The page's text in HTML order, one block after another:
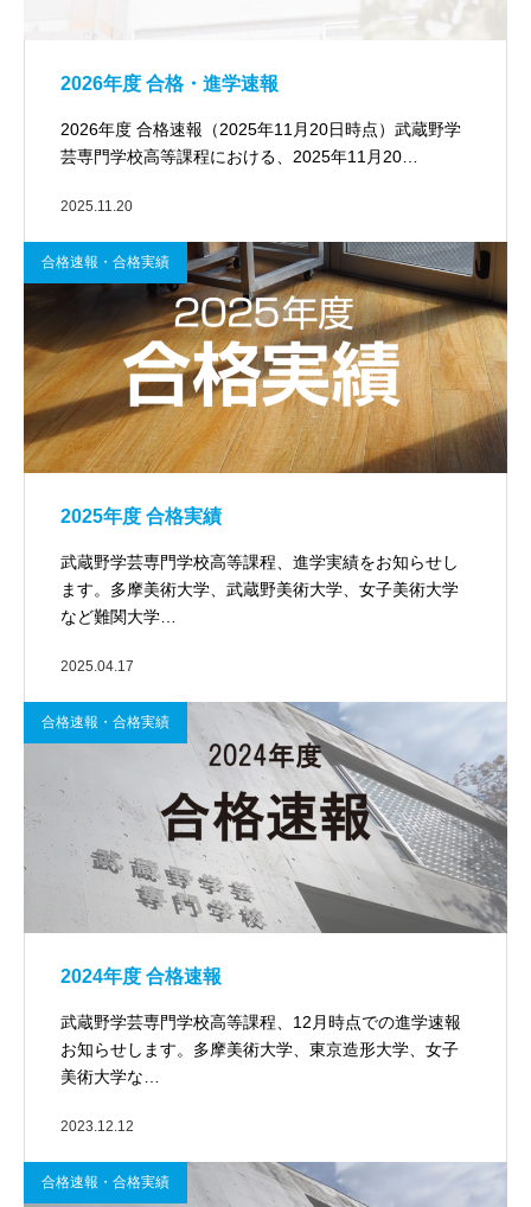
2026年度 合格・進学速報
2026年度 合格速報（2025年11月20日時点）武蔵野学
芸専門学校高等課程における、2025年11月20…
2025.11.20
合格速報・合格実績
2025年度 合格実績
武蔵野学芸専門学校高等課程、進学実績をお知らせし
ます。多摩美術大学、武蔵野美術大学、女子美術大学
など難関大学…
2025.04.17
合格速報・合格実績
2024年度 合格速報
武蔵野学芸専門学校高等課程、12月時点での進学速報
お知らせします。多摩美術大学、東京造形大学、女子
美術大学な…
2023.12.12
合格速報・合格実績